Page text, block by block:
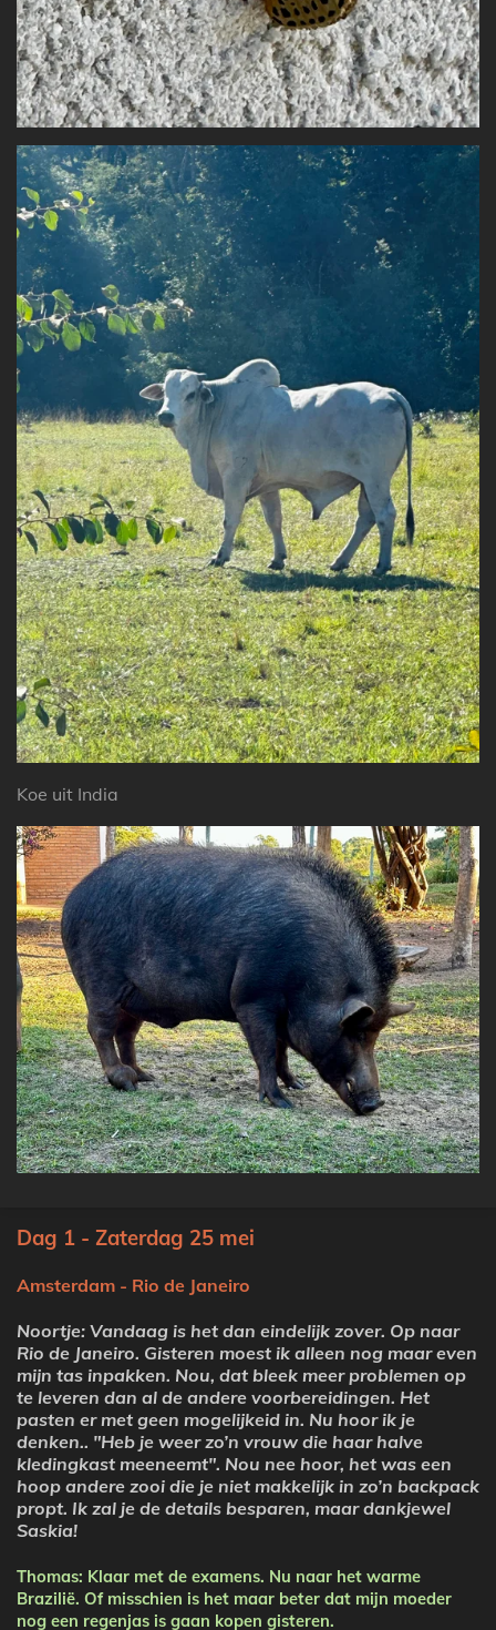
Koe uit India
Dag 1 - Zaterdag 25 mei
Amsterdam - Rio de Janeiro
Noortje: Vandaag is het dan eindelijk zover. Op naar
Rio de Janeiro. Gisteren moest ik alleen nog maar even
mijn tas inpakken. Nou, dat bleek meer problemen op
te leveren dan al de andere voorbereidingen. Het
pasten er met geen mogelijkeid in. Nu hoor ik je
denken.. "Heb je weer zo’n vrouw die haar halve
kledingkast meeneemt". Nou nee hoor, het was een
hoop andere zooi die je niet makkelijk in zo’n backpack
propt. Ik zal je de details besparen, maar dankjewel
Saskia!
Thomas: Klaar met de examens. Nu naar het warme
Brazilië. Of misschien is het maar beter dat mijn moeder
nog een regenjas is gaan kopen gisteren.